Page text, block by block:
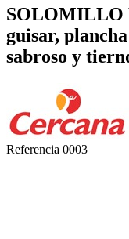
SOLOMILLO
guisar,
sabroso y
Referencia 0003